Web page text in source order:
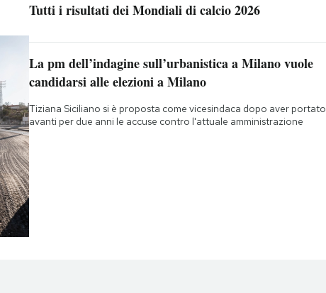
Tutti i risultati dei Mondiali di calcio 2026
La pm dell’indagine sull’urbanistica a Milano vuole
candidarsi alle elezioni a Milano
Tiziana Siciliano si è proposta come vicesindaca dopo aver portato
avanti per due anni le accuse contro l'attuale amministrazione